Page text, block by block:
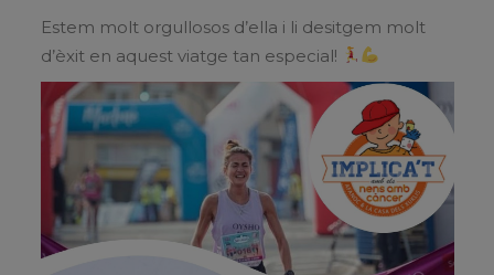
Estem molt orgullosos d’ella i li desitgem molt
d’èxit en aquest viatge tan especial!